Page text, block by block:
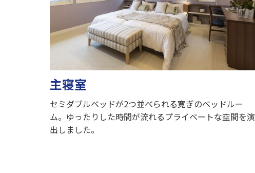
主寝室
セミダブルベッドが2つ並べられる寛ぎのベッドルー
ム。ゆったりした時間が流れるプライベートな空間を演
出しました。